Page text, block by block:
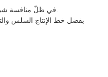
في ظلّ منافسة شرسة، تواصل هواين تطوير نفسها ومواكبة العصر. وتحظى علامتا هواين وبوكسين بشهرة واسعة في السوق المحلية. كما تُباع منتجات هواين في أوروبا وأمريكا وأمريكا الجنوبية وآسيا ومناطق أخرى.
بفضل خط الإنتاج السلس